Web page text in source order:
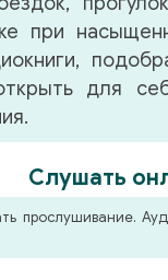
при
для
Слушать
прослушивание.